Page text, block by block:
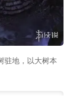
驻地，以大树本